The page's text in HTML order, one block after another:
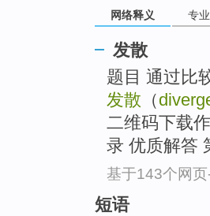
网络释义 专
发散
题目 通过比
发散 （
二维码下载
录 优质解答
基于143个网页
短语